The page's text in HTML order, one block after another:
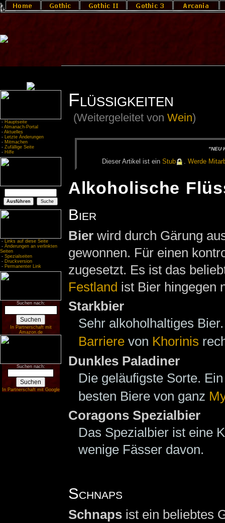
- Hauptseite
- Almanach-Portal
- Aktuelles
- Letzte Änderungen
- Mitmachen
- Zufällige Seite
- Hilfe
- Links auf diese Seite
- Änderungen an verlinkten
Seiten
- Spezialseiten
- Druckversion
- Permanenter Link
Suchen nach:
In Partnerschaft mit
Amazon.de
Suchen nach:
In Partnerschaft mit Google
Flüssigkeiten
(Weitergeleitet vonWein)
"NEU
Die­ser Ar­ti­kel ist ein Stub Wer­de
Alkoholische
Bier
Bierwird durch Gärung
gewonnen. Für einen
zugesetzt. Es ist das
Festland ist Bier hingegen
Starkbier
Sehr alkoholhaltiges
Barriere von Khorinis
Dunkles Paladiner
Die geläufigste Sorte.
besten Biere von ganz
Coragons Spezialbier
Das Spezialbier ist eine
wenige Fässer davon.
Schnaps
Schnapsist ein beliebtes